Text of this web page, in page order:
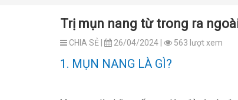
Trị mụn nang từ trong ra
CHIA SẺ | 26/04/2024 | 563 lượt xem
1. MỤN NANG LÀ GÌ?